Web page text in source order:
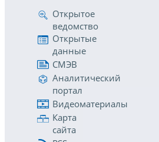
Открытое
ведомство
Открытые
данные
СМЭВ
Аналитический
портал
Видеоматериалы
Карта
сайта